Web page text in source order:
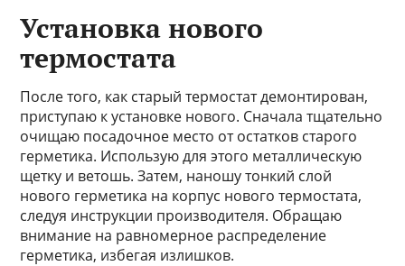
Установка нового
термостата
После того, как старый термостат демонтирован,
приступаю к установке нового. Сначала тщательно
очищаю посадочное место от остатков старого
герметика. Использую для этого металлическую
щетку и ветошь. Затем, наношу тонкий слой
нового герметика на корпус нового термостата,
следуя инструкции производителя. Обращаю
внимание на равномерное распределение
герметика, избегая излишков.